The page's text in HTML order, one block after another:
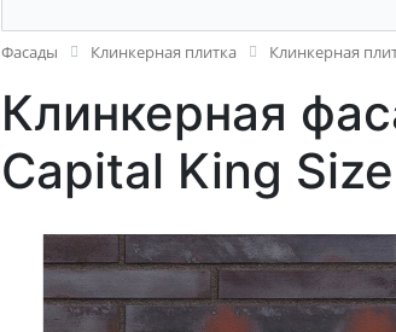
Фасады Клинкерная плитка Клинкерная
Клинкерная
Capital King Size